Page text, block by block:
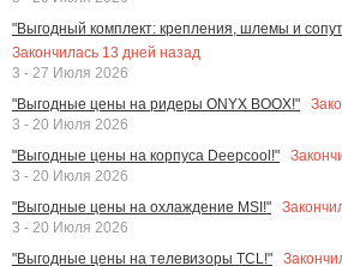
"Выгодный комплект: крепления, шлемы и
Закончилась 13 дней назад
3 - 27 Июля 2026
"Выгодные цены на ридеры ONYX BOOX!"
3 - 20 Июля 2026
"Выгодные цены на корпуса Deepcool!"
3 - 20 Июля 2026
"Выгодные цены на охлаждение MSI!"
3 - 20 Июля 2026
"Выгодные цены на телевизоры TCL!"